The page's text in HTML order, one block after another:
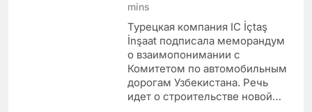
mins
Турецкая компания IC İçtaş
İnşaat подписала меморандум
о взаимопонимании с
Комитетом по автомобильным
дорогам Узбекистана. Речь
идет о строительстве новой…